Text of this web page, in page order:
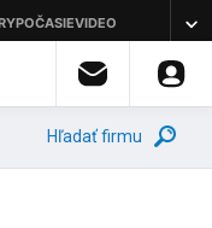
Hľadať firmu